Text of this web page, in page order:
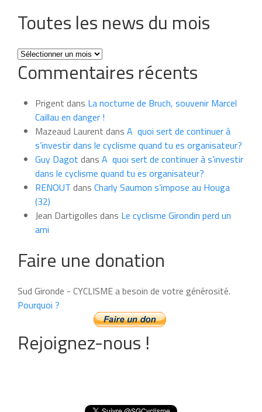
Toutes les news du mois
Toutes
les
news
mois
Commentaires récents
Prigent dans La nocturne de Bruch, souvenir Marcel
Caillau en danger !
Mazeaud Laurent dans A quoi sert de continuer à
s’investir dans le cyclisme quand tu es organisateur?
Guy Dagot dans A quoi sert de continuer à s’investir
dans le cyclisme quand tu es organisateur?
RENOUT dans Charly Saumon s’impose au Houga
(32)
Jean Dartigolles dans Le cyclisme Girondin perd un
ami
Faire une donation
Sud Gironde - CYCLISME a besoin de votre générosité.
Pourquoi ?
Rejoignez-nous !